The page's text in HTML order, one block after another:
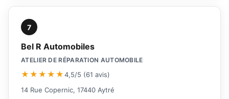
7
Bel R Automobiles
ATELIER DE RÉPARATION AUTOMOBILE
★★★★★4,5/5 (61 avis)
14 Rue Copernic, 17440 Aytré